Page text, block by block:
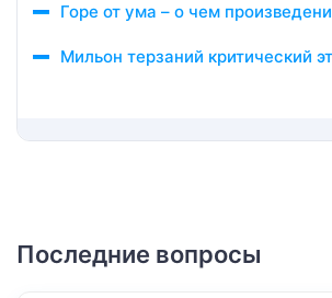
Горе от ума – о чем
Мильон терзаний критический
Последние вопросы